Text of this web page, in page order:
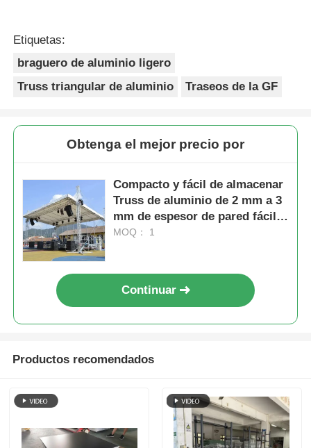
Etiquetas:
braguero de aluminio ligero
Truss triangular de aluminio
Traseos de la GF
Obtenga el mejor precio por
Compacto y fácil de almacenar
Truss de aluminio de 2 mm a 3
mm de espesor de pared fácil
de instalar No se requieren
MOQ： 1
Continuar
Productos recomendados